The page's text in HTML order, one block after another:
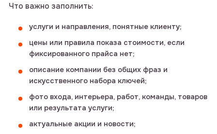
Что важно заполнить:
услуги и направления, понятные клиенту;
цены или правила показа стоимости, если
фиксированного прайса нет;
описание компании без общих фраз и
искусственного набора ключей;
фото входа, интерьера, работ, команды, товаров
или результата услуги;
актуальные акции и новости;